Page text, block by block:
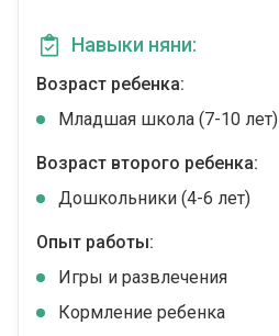
Навыки няни:
Возраст ребенка:
Младшая школа (7-10 лет)
Возраст второго ребенка:
Дошкольники (4-6 лет)
Опыт работы:
Игры и развлечения
Кормление ребенка